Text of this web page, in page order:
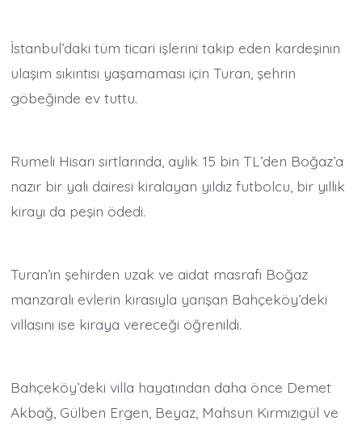
İstanbul’daki tüm ticari işlerini takip eden kardeşinin
ulaşım sıkıntısı yaşamaması için Turan, şehrin
göbeğinde ev tuttu.
Rumeli Hisarı sırtlarında, aylık 15 bin TL’den Boğaz’a
nazır bir yalı dairesi kiralayan yıldız futbolcu, bir yıllık
kirayı da peşin ödedi.
Turan’ın şehirden uzak ve aidat masrafı Boğaz
manzaralı evlerin kirasıyla yarışan Bahçeköy’deki
villasını ise kiraya vereceği öğrenildi.
Bahçeköy’deki villa hayatından daha önce Demet
Akbağ, Gülben Ergen, Beyaz, Mahsun Kırmızıgül ve